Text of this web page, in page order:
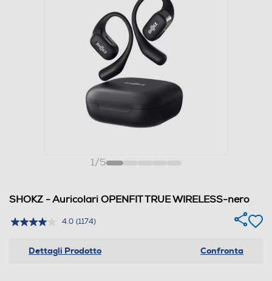
1/5
SHOKZ - Auricolari OPENFIT TRUE WIRELESS-nero
4.0 (1174)
Dettagli Prodotto Confronta